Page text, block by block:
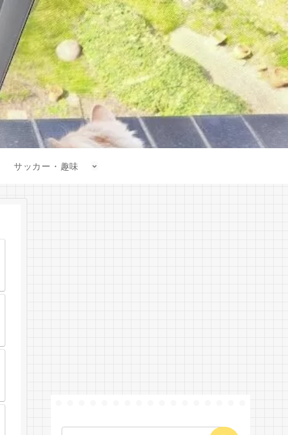
サッカー・趣味